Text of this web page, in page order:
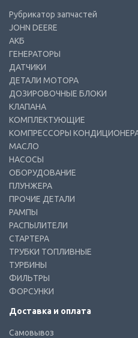
Рубрикатор запчастей
JOHN DEERE
АКБ
ГЕНЕРАТОРЫ
ДАТЧИКИ
ДЕТАЛИ МОТОРА
ДОЗИРОВОЧНЫЕ БЛОКИ
КЛАПАНА
КОМПЛЕКТУЮЩИЕ
КОМПРЕССОРЫ
МАСЛО
НАСОСЫ
ОБОРУДОВАНИЕ
ПЛУНЖЕРА
ПРОЧИЕ ДЕТАЛИ
РАМПЫ
РАСПЫЛИТЕЛИ
СТАРТЕРА
ТРУБКИ ТОПЛИВНЫЕ
ТУРБИНЫ
ФИЛЬТРЫ
ФОРСУНКИ
Доставка и оплата
Самовывоз